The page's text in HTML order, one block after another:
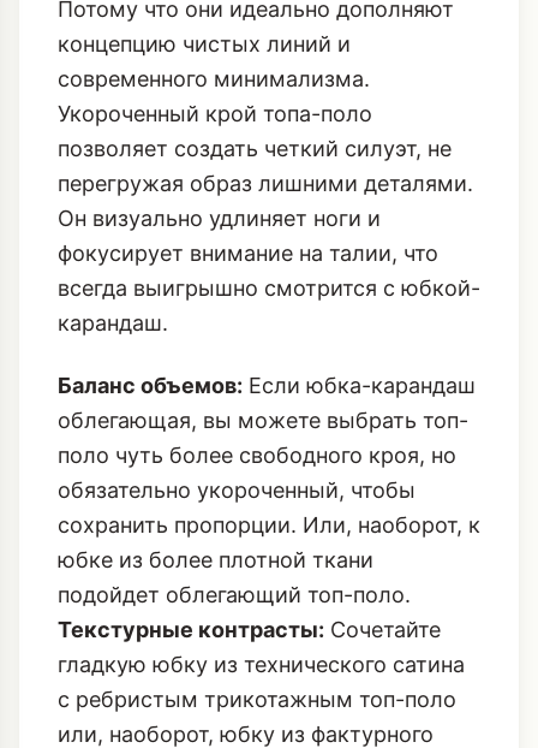
Потому что они идеально дополняют
концепцию чистых линий и
современного минимализма.
Укороченный крой топа-поло
позволяет создать четкий силуэт, не
перегружая образ лишними деталями.
Он визуально удлиняет ноги и
фокусирует внимание на талии, что
всегда выигрышно смотрится с юбкой-
карандаш.
Баланс объемов: Если юбка-карандаш
облегающая, вы можете выбрать топ-
поло чуть более свободного кроя, но
обязательно укороченный, чтобы
сохранить пропорции. Или, наоборот, к
юбке из более плотной ткани
подойдет облегающий топ-поло.
Текстурные контрасты: Сочетайте
гладкую юбку из технического сатина
с ребристым трикотажным топ-поло
или, наоборот, юбку из фактурного